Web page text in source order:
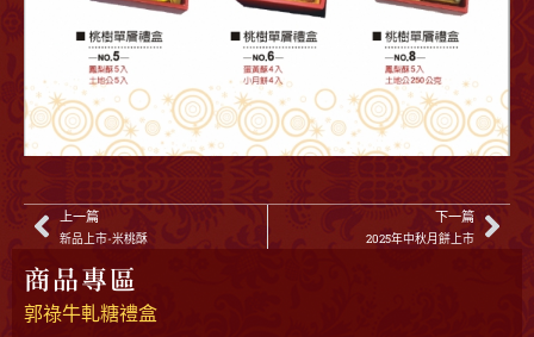
商品專區
郭祿牛軋糖禮盒
上一篇
新品上市-米桃酥
下一篇
2025年中秋月餅上市